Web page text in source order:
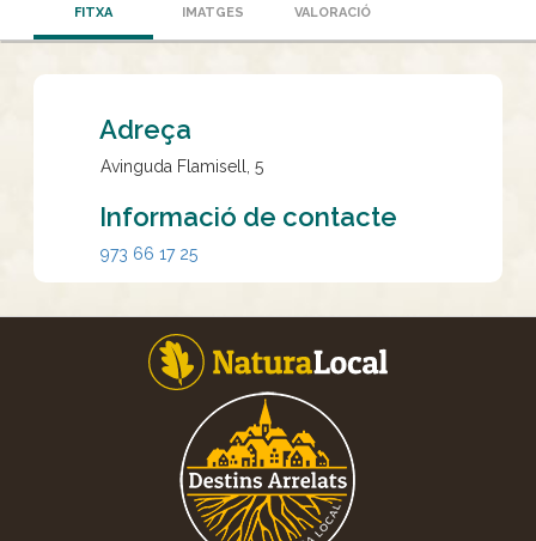
FITXA IMATGES VALORACIÓ
Adreça
Avinguda Flamisell, 5
Informació de contacte
973 66 17 25